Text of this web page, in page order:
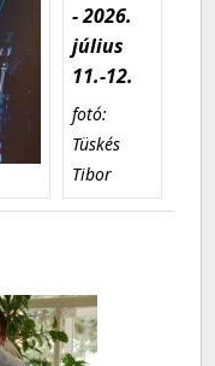
- 2026.
július
11.-12.
fotó:
Tüskés
Tibor